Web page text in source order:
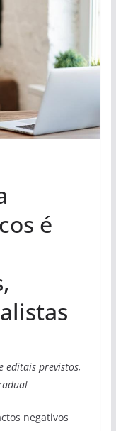
é
editais previstos,
negativos